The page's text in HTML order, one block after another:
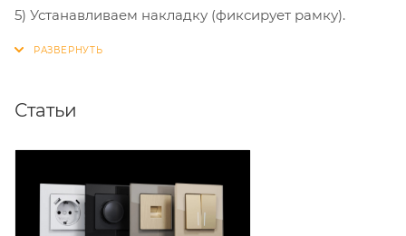
5) Устанавливаем накладку (фиксирует рамку).
Статьи